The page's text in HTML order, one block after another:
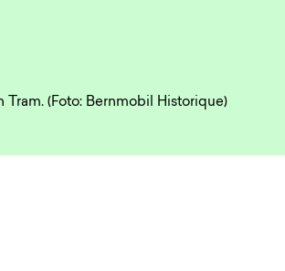
(Foto: Bernmobil Historique)